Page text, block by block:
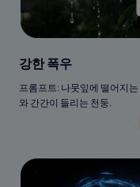
강한 폭우
프롬프트: 나뭇잎에 떨어지는
와 간간이 들리는 천둥.